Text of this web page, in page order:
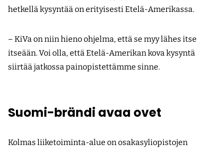
hetkellä kysyntää on erityisesti Etelä-Amerikassa.
– KiVa on niin hieno ohjelma, että se myy lähes itse
itseään. Voi olla, että Etelä-Amerikan kova kysyntä
siirtää jatkossa painopistettämme sinne.
Suomi-brändi avaa ovet
Kolmas liiketoiminta-alue on osakasyliopistojen